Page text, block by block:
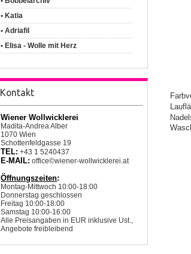
• Katia
• Adriafil
• Elisa - Wolle mit Herz
Kontakt
Wiener Wollwicklerei
Madita-Andrea Alber
1070 Wien
Schottenfeldgasse 19
TEL: +43 1 5240437
E-MAIL: office©wiener-wollwicklerei.at
Öffnungszeiten:
Montag-Mittwoch 10:00-18:00
Donnerstag geschlossen
Freitag 10:00-18:00
Samstag 10:00-16:00
Alle Preisangaben in EUR inklusive Ust.,
Angebote freibleibend